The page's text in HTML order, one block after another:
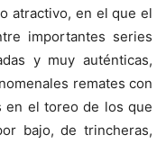
atractivo, en el que el
importantes series
y muy auténticas,
remates con
en el toreo de los que
bajo, de trincheras,